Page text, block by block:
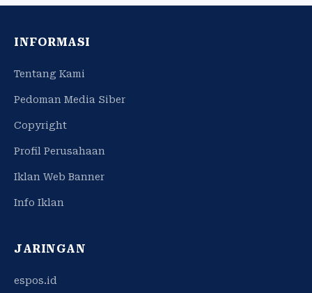
INFORMASI
Tentang Kami
Pedoman Media Siber
Copyright
Profil Perusahaan
Iklan Web Banner
Info Iklan
JARINGAN
espos.id